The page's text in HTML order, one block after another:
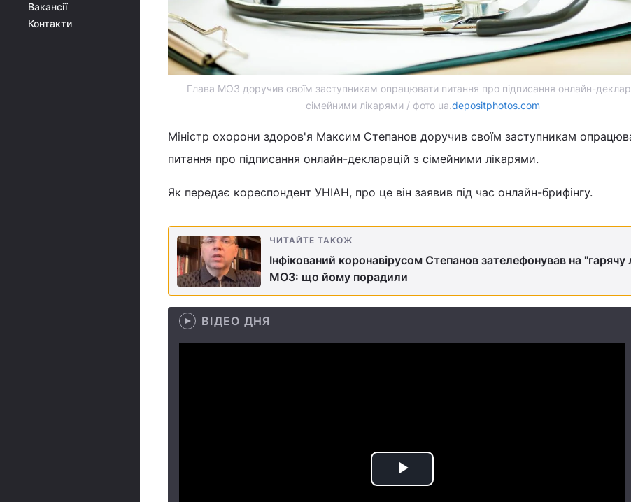
Вакансії
Контакти
Глава МОЗ доручив своїм заступникам опрацювати питання про підписання онлайн-
сімейними лікарями / фото ua.depositphotos.com
Міністр охорони здоров'я Максим Степанов доручив своїм заступникам
питання про підписання онлайн-декларацій з сімейними лікарями.
Як передає кореспондент УНІАН, про це він заявив під час онлайн-брифінгу.
ЧИТАЙТЕ ТАКОЖ
Інфікований коронавірусом Степанов зателефонував на "гарячу
МОЗ: що йому порадили
ВІДЕО ДНЯ
Play